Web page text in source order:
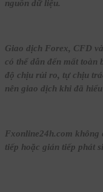
nguồn dữ liệu.
Giao dịch Forex, CFD
có thể dẫn đến mất
độ chịu rủi ro, tự chịu
nên giao dịch khi đã
Fxonline24h.com
tiếp hoặc gián tiếp phát